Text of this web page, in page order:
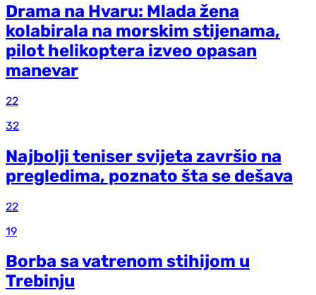
Drama na Hvaru: Mlada žena
kolabirala na morskim stijenama,
pilot helikoptera izveo opasan
manevar
22
32
Najbolji teniser svijeta završio na
pregledima, poznato šta se dešava
22
19
Borba sa vatrenom stihijom u
Trebinju